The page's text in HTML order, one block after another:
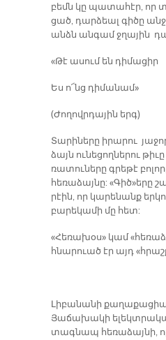
բեմն կը պա­տա­հէր, որ
ցած, դար­ձեալ գի­ծը
անձն ան­գամ ջղա­յին
«Թէ ա­սում են դի­մա­ցիր­
Ես ո՜նց դի­մա­նամ»
(Ժո­ղովր­դա­յին երգ)
Տա­րի­նե­րը ի­րա­րու
ձայն ու­նե­ցող­նե­րու
ռա­տու­նե­րը գրե­թէ
հե­ռա­ձայ­նը: «Գիծ»ե­րը
րէին, որ կա­րե­նանք
բա­րե­կա­մի մը հետ:
«Հե­ռա­խօս» կամ
հնա­րուած էր այդ
Լի­բա­նա­նի
Յա­ճա­խա­կի
տագ­նապ հե­ռա­ձայ­նի,